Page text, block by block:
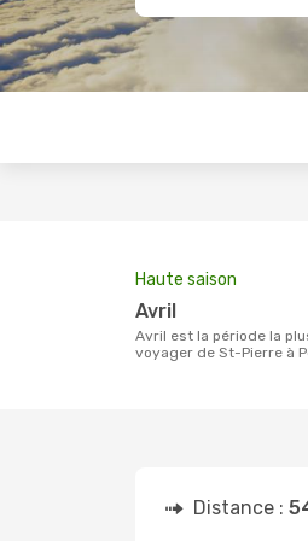
Haute saison
avril
avril est la période la plus chargée pour
voyager de St-Pierre à
Distance :